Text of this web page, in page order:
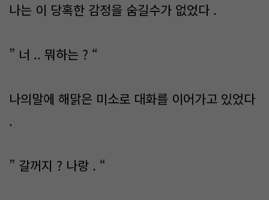
나는 이 당혹한 감정을 숨길수가 없었다 .
” 너 .. 뭐하는 ? “
나의말에 해맑은 미소로 대화를 이어가고 있었다
.
” 갈꺼지 ? 나랑 . “